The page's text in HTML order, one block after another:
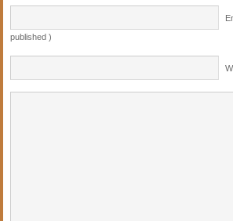
published )